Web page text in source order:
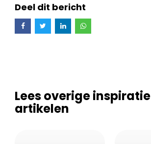
Deel dit bericht
Lees overige inspiratie
artikelen